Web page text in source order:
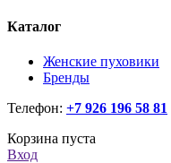
Каталог
Женские пуховики
Бренды
Телефон: +7 926 196 58 81
Корзина пуста
Вход